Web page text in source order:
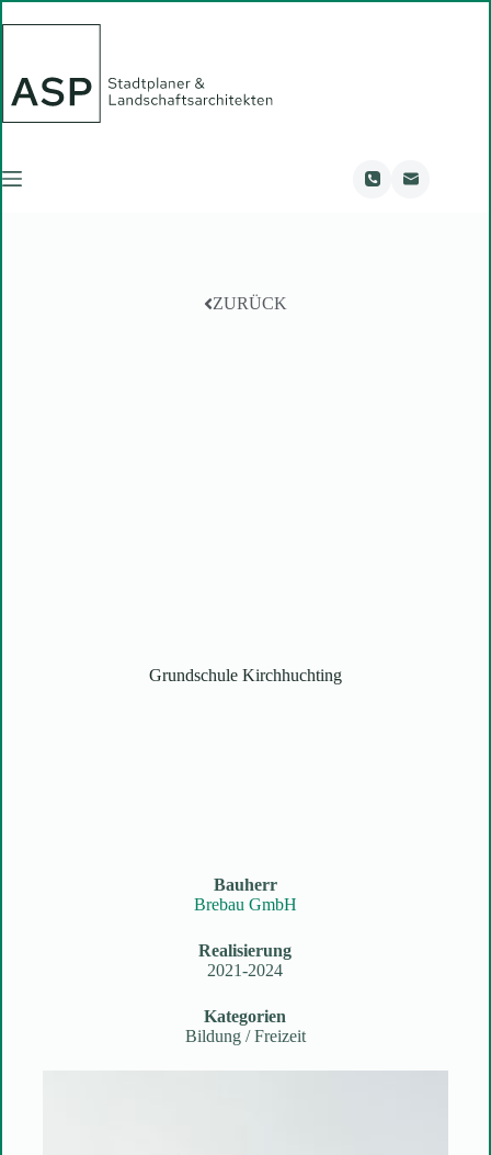
ZURÜCK
Grundschule Kirchhuchting
Bauherr
Brebau GmbH
Realisierung
2021-2024
Kategorien
Bildung / Freizeit